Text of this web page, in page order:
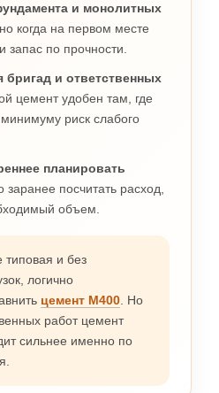
и монолитных
когда на первом месте
запас по прочности.
бригад и ответственных
цемент удобен там, где
риск слабого
планировать
посчитать расход,
объем.
типовая и без
логично
цемент М400 . Но
работ цемент
сильнее именно по